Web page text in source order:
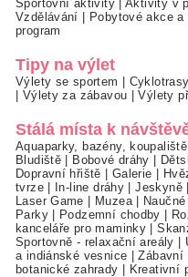
Sportovní aktivity|Aktivity v
Vzdělávání
Pobytové akce a
program
Tipy na výlet
Výlety se sportem Cyklotrasy
Výlety za zábavou |Výlety
Stálá místa k
Aquaparky, bazény, koupaliště
Bludiště
Bobové dráhy
Dopravní hřiště
Galerie
tvrze| In-line dráhy |Jeskyně|
Laser Game
Muzea|
Parky| Podzemní chodby
kanceláře pro maminky |
Sportovně - relaxační areály
a indiánské vesnice |Zábavní
botanické zahrady
Kreativní